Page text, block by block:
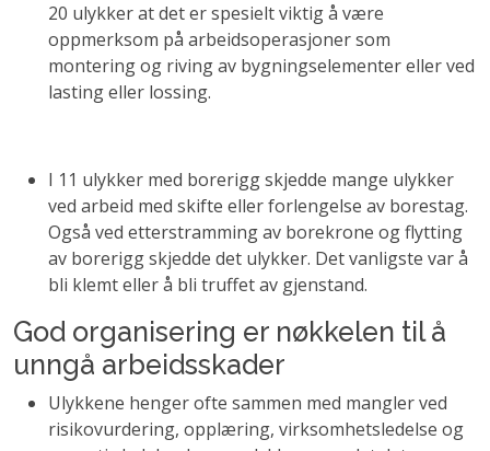
20 ulykker at det er spesielt viktig å være
oppmerksom på arbeidsoperasjoner som
montering og riving av bygningselementer eller ved
lasting eller lossing.
I 11 ulykker med borerigg skjedde mange ulykker
ved arbeid med skifte eller forlengelse av borestag.
Også ved etterstramming av borekrone og flytting
av borerigg skjedde det ulykker. Det vanligste var å
bli klemt eller å bli truffet av gjenstand.
God organisering er nøkkelen til å
unngå arbeidsskader
Ulykkene henger ofte sammen med mangler ved
risikovurdering, opplæring, virksomhetsledelse og